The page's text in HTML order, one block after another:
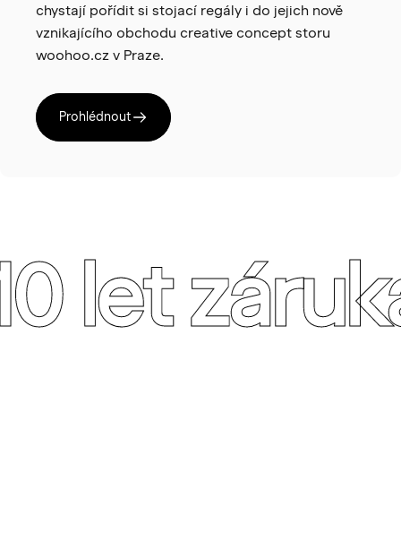
chystají pořídit si stojací regály i do jejich nově
vznikajícího obchodu creative concept storu
woohoo.cz v Praze.
Prohlédnout
let